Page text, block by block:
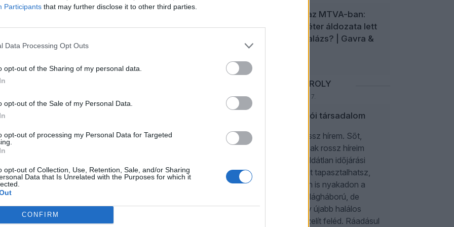
Participants that may further disclose it to other third parties.
Data Processing Opt Outs
opt-out of the Sharing of my personal data.
opt-out of the Sale of my Personal Data.
opt-out of processing my Personal Data for Targeted
opt-out of Collection, Use, Retention, Sale, and/or Sharing
Data that Is Unrelated with the Purposes for which it
CONFIRM
az invázió megindítása kétségtelenül az ő
ám ezért a háborúért – nem egyenlő
– mi, európaiak is felelősek vagyunk.
hitegette Ukrajnát, hogy majd NATO- és EU-tag
még tovább harcolnia, mert ezt a háborút meg lehet
ben körvonalazódott egy béketervezet, ám – a nyugati
Boris Johnson akkori brit miniszterelnök nyomására –
Győzelmet ígértek Zelenszkijnek, de győzelem
nép négyévnyi folyamatos szenvedését sikerült elérni.
megközelítőleg kétmillió ember halt meg, sérült meg
területének 20%-a van orosz megszállás alatt. 15 000
Zűrzavar az MTVA-ban:
Magyar Péter áldozata lett
Bodacz Balázs? | Gavra &
SZARKA KÁROLY
2026. augusztus 7.
Nyomasztói társadalom
Van egy rossz hírem. Sőt,
igazából csak rossz híreim
vannak. Példátlan időjárási
anomáliákat tapasztalhatsz,
és különben is nyakadon a
harmadik világháború, de
addig is egy újabb halálos
járvány közelít feléd. Ráadásul